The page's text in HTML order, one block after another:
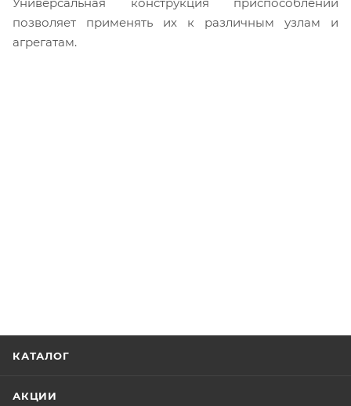
позволяет применять их к различным узлам и
агрегатам.
КАТАЛОГ
АКЦИИ